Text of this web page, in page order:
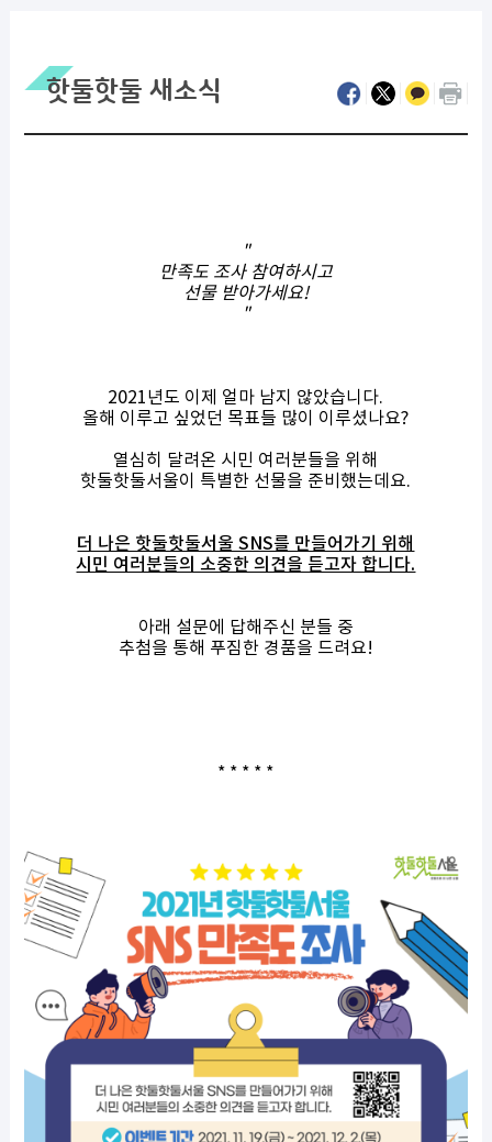
핫둘핫둘 새소식
"
만족도 조사 참여하시고
선물 받아가세요!
"
2021년도 이제 얼마 남지 않았습니다.
올해 이루고 싶었던 목표들 많이 이루셨나요?
열심히 달려온 시민 여러분들을 위해
핫둘핫둘서울이 특별한 선물을 준비했는데요.
더 나은 핫둘핫둘서울 SNS를 만들어가기 위해
시민 여러분들의 소중한 의견을 듣고자 합니다.
아래 설문에 답해주신 분들 중
추첨을 통해 푸짐한 경품을 드려요!
* * * * *